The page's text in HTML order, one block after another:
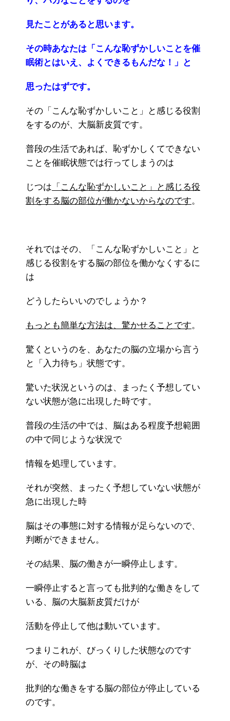
見たことがあると思います。
その時あなたは「こんな恥ずかしいことを催
眠術とはいえ、よくできるもんだな！」と
思ったはずです。
その「こんな恥ずかしいこと」と感じる役割
をするのが、大脳新皮質です。
普段の生活であれば、恥ずかしくてできない
ことを催眠状態では行ってしまうのは
じつは 「こんな恥ずかしいこと」と感じる役
割をする脳の部位が働かないからなのです。
それではその、「こんな恥ずかしいこと」と
感じる役割をする脳の部位を働かなくするに
は
どうしたらいいのでしょうか？
もっとも簡単な方法は、驚かせることです。
驚くというのを、あなたの脳の立場から言う
と「入力待ち」状態です。
驚いた状況というのは、まったく予想してい
ない状態が急に出現した時です。
普段の生活の中では、脳はある程度予想範囲
の中で同じような状況で
情報を処理しています。
それが突然、まったく予想していない状態が
急に出現した時
脳はその事態に対する情報が足らないので、
判断ができません。
その結果、脳の働きが一瞬停止します。
一瞬停止すると言っても批判的な働きをして
いる、脳の大脳新皮質だけが
活動を停止して他は動いています。
つまりこれが、びっくりした状態なのです
が、その時脳は
批判的な働きをする脳の部位が停止している
のです。